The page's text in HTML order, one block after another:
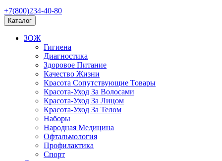
+7(800)234-40-80
Каталог
ЗОЖ
Гигиена
Диагностика
Здоровое Питание
Качество Жизни
Красота Сопутствующие Товары
Красота-Уход За Волосами
Красота-Уход За Лицом
Красота-Уход За Телом
Наборы
Народная Медицина
Офтальмология
Профилактика
Спорт